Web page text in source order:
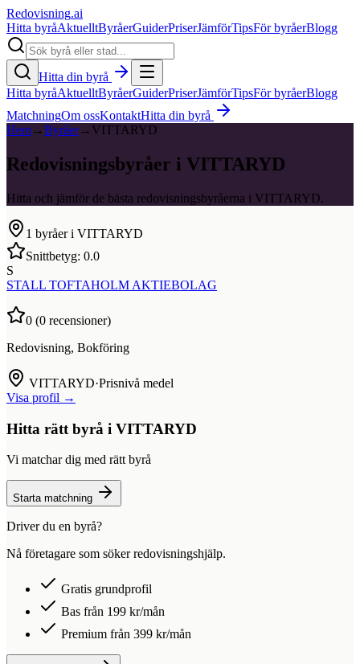
Redovisning.ai
Hitta byråAktuelltByråerGuiderPriserJämförTipsFör byråerBlogg
Hitta din byrå
Hitta byråAktuelltByråerGuiderPriserJämförTipsFör byråerBlogg
MatchningOm ossKontaktHitta din byrå
Hem→Byråer→ VITTARYD
Redovisningsbyråer i VITTARYD
Hitta och jämför de bästa redovisningsbyråerna i VITTARYD.
1 byråer i VITTARYD
Snittbetyg: 0.0
S
STALL TOFTAHOLM AKTIEBOLAG
0 (0 recensioner)
Redovisning, Bokföring
VITTARYD·Prisnivå medel
Visa profil →
Hitta rätt byrå i VITTARYD
Vi matchar dig med rätt byrå
Starta matchning
Driver du en byrå?
Nå företagare som söker redovisningshjälp.
Gratis grundprofil
Bas från 199 kr/mån
Premium från 399 kr/mån